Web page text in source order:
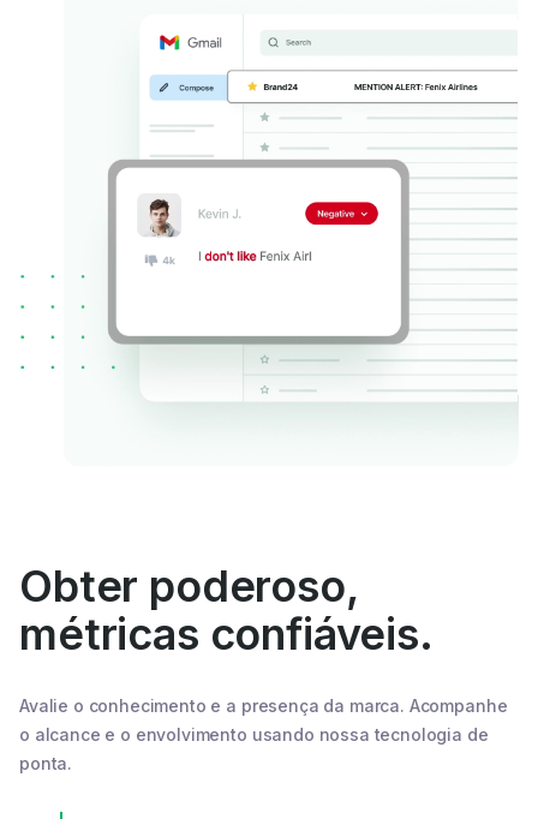
Obter poderoso,
métricas confiáveis.
Avalie o conhecimento e a presença da marca. Acompanhe
o alcance e o envolvimento usando nossa tecnologia de
ponta.